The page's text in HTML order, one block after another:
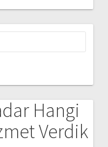
Hangi
Verdik